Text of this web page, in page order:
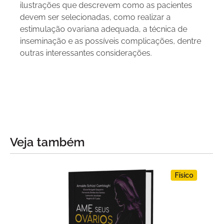
ilustrações que descrevem como as pacientes
devem ser se­lecionadas, como realizar a
estimulação ovariana adequada, a técnica de
inseminação e as possíveis complicações, dentre
outras interessan­tes considerações.
Veja também
Físico